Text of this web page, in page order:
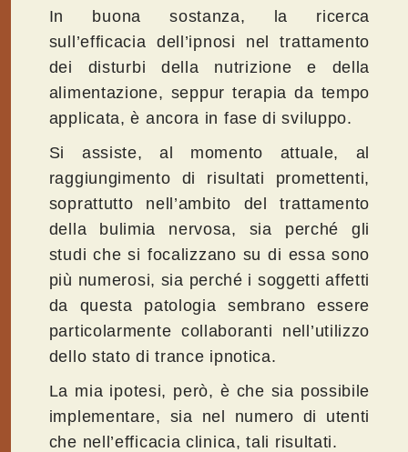
In buona sostanza, la ricerca
sull’efficacia dell’ipnosi nel trattamento
dei disturbi della nutrizione e della
alimentazione, seppur terapia da tempo
applicata, è ancora in fase di sviluppo.
Si assiste, al momento attuale, al
raggiungimento di risultati promettenti,
soprattutto nell’ambito del trattamento
della bulimia nervosa, sia perché gli
studi che si focalizzano su di essa sono
più numerosi, sia perché i soggetti affetti
da questa patologia sembrano essere
particolarmente collaboranti nell’utilizzo
dello stato di trance ipnotica.
La mia ipotesi, però, è che sia possibile
implementare, sia nel numero di utenti
che nell’efficacia clinica, tali risultati.